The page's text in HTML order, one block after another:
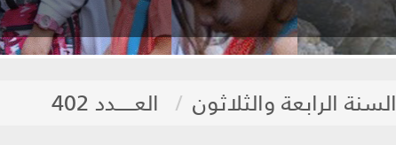
السنة الرابعة والثلاثون العـــــدد 402